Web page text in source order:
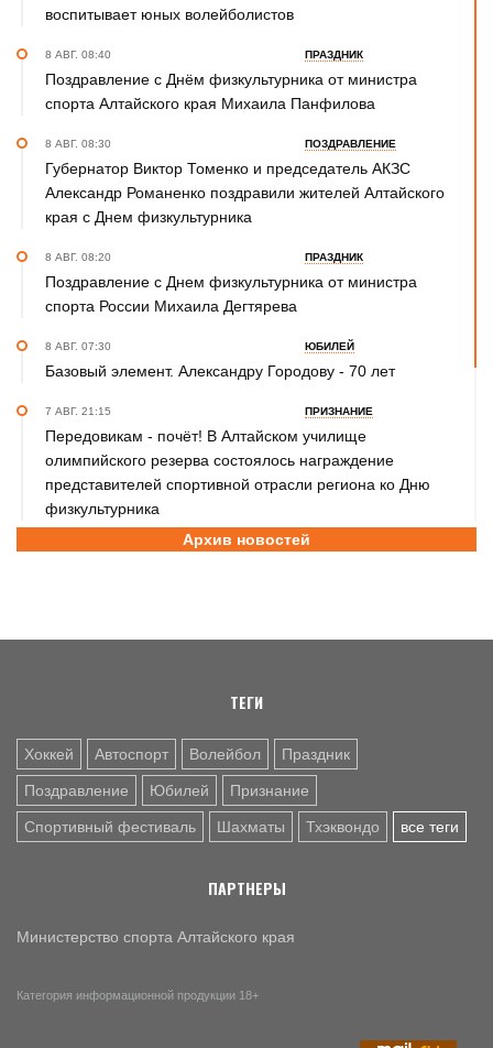
воспитывает юных волейболистов
8 АВГ. 08:40 ПРАЗДНИК
Поздравление с Днём физкультурника от министра
спорта Алтайского края Михаила Панфилова
8 АВГ. 08:30 ПОЗДРАВЛЕНИЕ
Губернатор Виктор Томенко и председатель АКЗС
Александр Романенко поздравили жителей Алтайского
края с Днем физкультурника
8 АВГ. 08:20 ПРАЗДНИК
Поздравление с Днем физкультурника от министра
спорта России Михаила Дегтярева
8 АВГ. 07:30 ЮБИЛЕЙ
Базовый элемент. Александру Городову - 70 лет
7 АВГ. 21:15 ПРИЗНАНИЕ
Передовикам - почёт! В Алтайском училище
олимпийского резерва состоялось награждение
представителей спортивной отрасли региона ко Дню
физкультурника
СПОРТИВНЫЙ ФЕСТИВАЛЬ
7 АВГ. 10:45 ШАХМАТЫ
Архив новостей
ТЕГИ
Хоккей Автоспорт Волейбол Праздник
Поздравление Юбилей Признание
Спортивный фестиваль Шахматы Тхэквондо все теги
ПАРТНЕРЫ
Министерство спорта Алтайского края
Категория информационной продукции 18+